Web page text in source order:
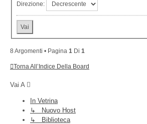
Direzione:
8 Argomenti • Pagina 1 Di 1
Torna All’Indice Della Board
Vai A
In Vetrina
↳ Nuovo Host
↳ Biblioteca